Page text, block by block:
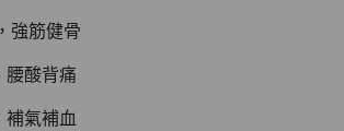
強筋健骨
腰酸背痛
氣補血